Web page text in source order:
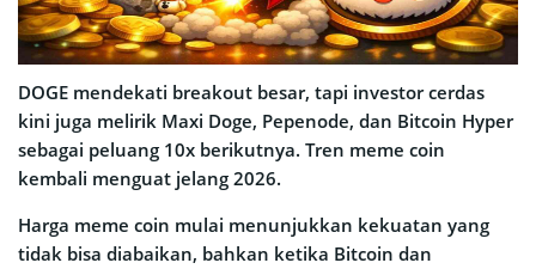
DOGE mendekati breakout besar, tapi investor cerdas
kini juga melirik Maxi Doge, Pepenode, dan Bitcoin Hyper
sebagai peluang 10x berikutnya. Tren meme coin
kembali menguat jelang 2026.
Harga meme coin mulai menunjukkan kekuatan yang
tidak bisa diabaikan, bahkan ketika Bitcoin dan